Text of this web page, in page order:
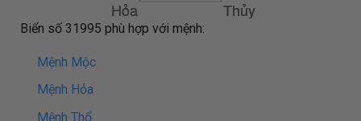
Biển số 31995 phù hợp với mệnh:
Mệnh Mộc
Mệnh Hỏa
Mệnh Thổ